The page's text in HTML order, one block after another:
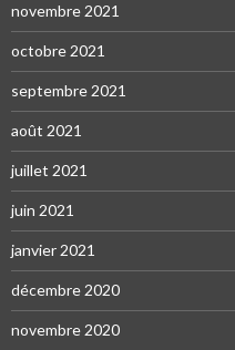
novembre 2021
octobre 2021
septembre 2021
août 2021
juillet 2021
juin 2021
janvier 2021
décembre 2020
novembre 2020